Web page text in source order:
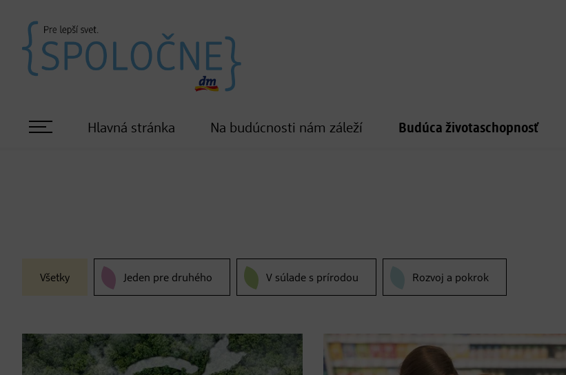
Hlavná stránka Na budúcnosti nám záleží Budúca životaschopnosť
Všetky Jeden pre druhého V súlade s prírodou Rozvoj a pokrok